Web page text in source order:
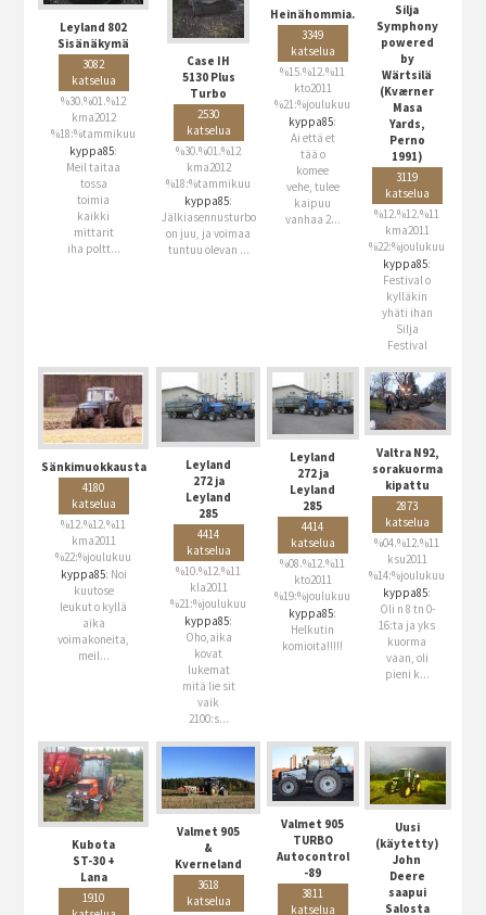
Leyland 802
Sisänäkymä
3082
katselua
%30.%01.%12
kma2012
%18:%tammikuu
kyppa85:
Meil taitaa
tossa
toimia
kaikki
mittarit
iha poltt...
Case IH
5130 Plus
Turbo
2530
katselua
%30.%01.%12
kma2012
%18:%tammikuu
kyppa85:
Jälkiasennusturbo
on juu, ja voimaa
tuntuu olevan ...
Heinähommia.
3349
katselua
%15.%12.%11
kto2011
%21:%joulukuu
kyppa85:
Ai että et
tää o
komee
vehe, tulee
kaipuu
vanhaa 2...
Silja
Symphony
powered
by
Wärtsilä
(Kværner
Masa
Yards,
Perno
1991)
3119
katselua
%12.%12.%11
kma2011
%22:%joulukuu
kyppa85:
Festival o
kylläkin
yhäti ihan
Silja
Festival
Sänkimuokkausta
4180
katselua
%12.%12.%11
kma2011
%22:%joulukuu
kyppa85: Noi
kuutose
leukut o kyllä
aika
voimakoneita,
meil...
Leyland
272 ja
Leyland
285
4414
katselua
%10.%12.%11
kla2011
%21:%joulukuu
kyppa85:
Oho,aika
kovat
lukemat
mitä lie sit
vaik
2100:s...
Leyland
272 ja
Leyland
285
4414
katselua
%08.%12.%11
kto2011
%19:%joulukuu
kyppa85:
Helkutin
komioita!!!!!
Valtra N92,
sorakuorma
kipattu
2873
katselua
%04.%12.%11
ksu2011
%14:%joulukuu
kyppa85:
Oli n 8 tn 0-
16:ta ja yks
kuorma
vaan, oli
pieni k...
Kubota
ST-30 +
Lana
1910
Valmet 905
&
Kverneland
3618
katselua
Valmet 905
TURBO
Autocontrol
-89
3811
katselua
Uusi
(käytetty)
John
Deere
saapui
Salosta